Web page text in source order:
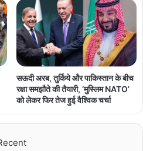
सऊदी अरब, तुर्किये और पाकिस्तान के बीच
रक्षा समझौते की तैयारी, ‘मुस्लिम NATO’
को लेकर फिर तेज हुई वैश्विक चर्चा